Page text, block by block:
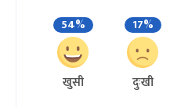
54%
खुसी
17%
दुःखी